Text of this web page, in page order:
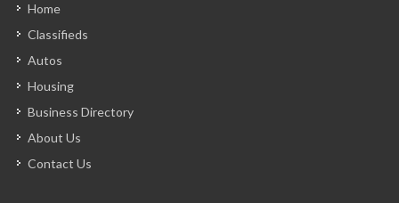
UniCarte
KOTELAM
Home
Classifieds
Autos
Housing
Business Directory
About Us
Contact Us